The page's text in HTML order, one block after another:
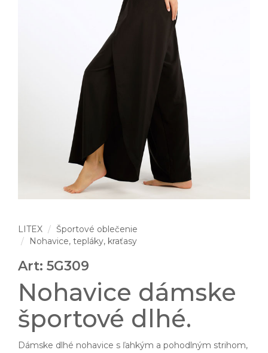
LITEX
Športové oblečenie
Nohavice, tepláky, kraťasy
Art: 5G309
Nohavice dámske
športové dlhé.
Dámske dlhé nohavice s ľahkým a pohodlným strihom,